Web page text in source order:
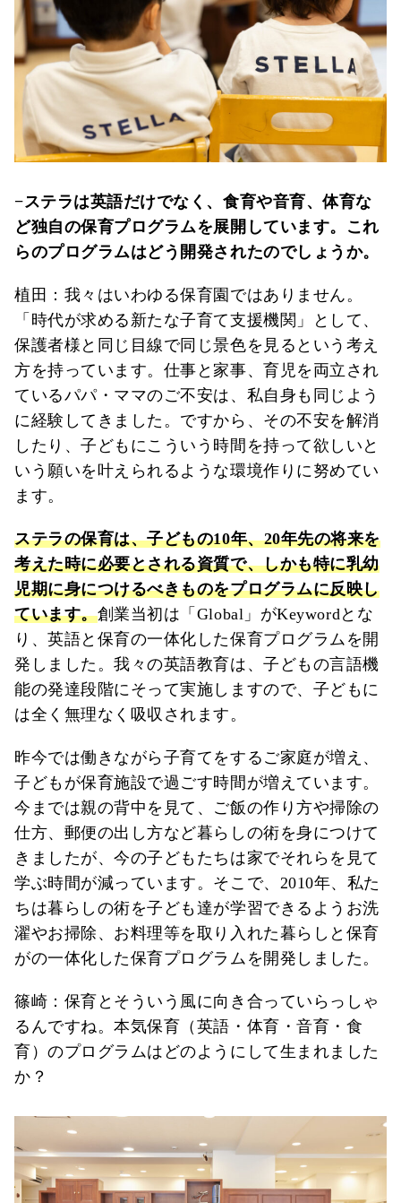
−ステラは英語だけでなく、食育や音育、体育な
ど独自の保育プログラムを展開しています。これ
らのプログラムはどう開発されたのでしょうか。
植田：我々はいわゆる保育園ではありません。
「時代が求める新たな子育て支援機関」として、
保護者様と同じ目線で同じ景色を見るという考え
方を持っています。仕事と家事、育児を両立され
ているパパ・ママのご不安は、私自身も同じよう
に経験してきました。ですから、その不安を解消
したり、子どもにこういう時間を持って欲しいと
いう願いを叶えられるような環境作りに努めてい
ます。
ステラの保育は、子どもの10年、20年先の将来を
考えた時に必要とされる資質で、しかも特に乳幼
児期に身につけるべきものをプログラムに反映し
ています。創業当初は「Global」がKeywordとな
り、英語と保育の一体化した保育プログラムを開
発しました。我々の英語教育は、子どもの言語機
能の発達段階にそって実施しますので、子どもに
は全く無理なく吸収されます。
昨今では働きながら子育てをするご家庭が増え、
子どもが保育施設で過ごす時間が増えています。
今までは親の背中を見て、ご飯の作り方や掃除の
仕方、郵便の出し方など暮らしの術を身につけて
きましたが、今の子どもたちは家でそれらを見て
学ぶ時間が減っています。そこで、2010年、私た
ちは暮らしの術を子ども達が学習できるようお洗
濯やお掃除、お料理等を取り入れた暮らしと保育
がの一体化した保育プログラムを開発しました。
篠崎：保育とそういう風に向き合っていらっしゃ
るんですね。本気保育（英語・体育・音育・食
育）のプログラムはどのようにして生まれました
か？